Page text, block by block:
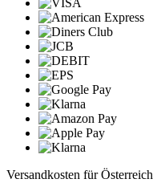
Versandkosten für Österreich